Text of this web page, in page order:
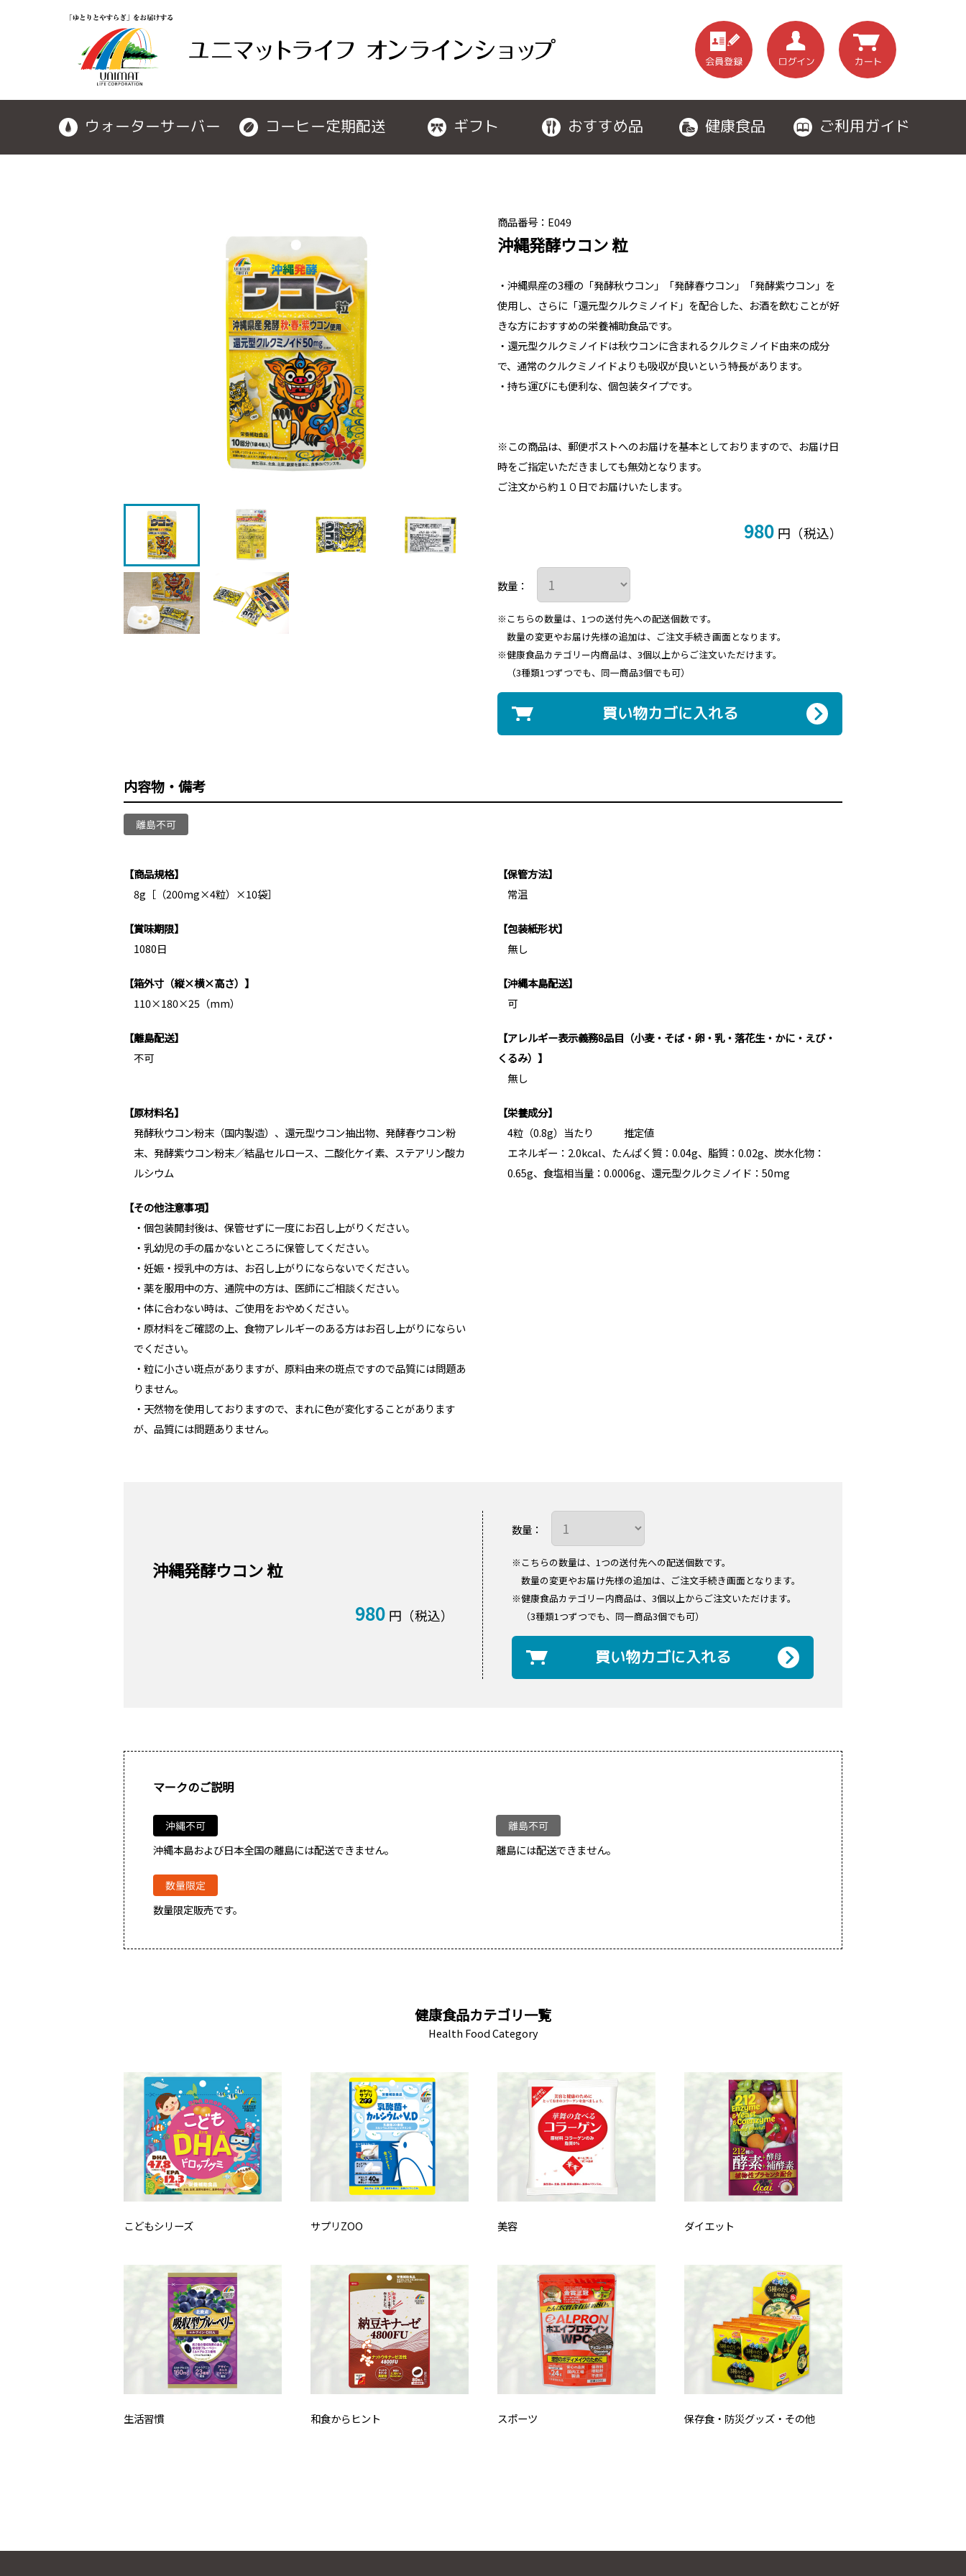
ウォーターサーバー コーヒー定期配送 ギフト おすすめ品 健康食品 ご利用ガイド
商品番号：E049
沖縄発酵ウコン 粒
・沖縄県産の3種の「発酵秋ウコン」「発酵春ウコン」「発酵紫ウコン」を
使用し、さらに「還元型クルクミノイド」を配合した、お酒を飲むことが好
きな方におすすめの栄養補助食品です。
・還元型クルクミノイドは秋ウコンに含まれるクルクミノイド由来の成分
で、通常のクルクミノイドよりも吸収が良いという特長があります。
・持ち運びにも便利な、個包装タイプです。
※この商品は、郵便ポストへのお届けを基本としておりますので、お届け日
時をご指定いただきましても無効となります。
ご注文から約１０日でお届けいたします。
980 円（税込）
数量：
※こちらの数量は、1つの送付先への配送個数です。
数量の変更やお届け先様の追加は、ご注文手続き画面となります。
※健康食品カテゴリー内商品は、3個以上からご注文いただけます。
（3種類1つずつでも、同一商品3個でも可）
買い物カゴに入れる
内容物・備考
【商品規格】
8g［（200mg×4粒）×10袋］
【保管方法】
常温
【賞味期限】
1080日
【包装紙形状】
無し
【箱外寸（縦×横×高さ）】
110×180×25（mm）
【沖縄本島配送】
可
【離島配送】
不可
【アレルギー表示義務8品目（小麦・そば・卵・乳・落花生・かに・えび・
くるみ）】
無し
【原材料名】
発酵秋ウコン粉末（国内製造）、還元型ウコン抽出物、発酵春ウコン粉
末、発酵紫ウコン粉末／結晶セルロース、二酸化ケイ素、ステアリン酸カ
ルシウム
【栄養成分】
4粒（0.8g）当たり 推定値
エネルギー：2.0kcal、たんぱく質：0.04g、脂質：0.02g、炭水化物：
0.65g、食塩相当量：0.0006g、還元型クルクミノイド：50mg
【その他注意事項】
・個包装開封後は、保管せずに一度にお召し上がりください。
・乳幼児の手の届かないところに保管してください。
・妊娠・授乳中の方は、お召し上がりにならないでください。
・薬を服用中の方、通院中の方は、医師にご相談ください。
・体に合わない時は、ご使用をおやめください。
・原材料をご確認の上、食物アレルギーのある方はお召し上がりにならい
でください。
・粒に小さい斑点がありますが、原料由来の斑点ですので品質には問題あ
りません。
・天然物を使用しておりますので、まれに色が変化することがあります
が、品質には問題ありません。
沖縄発酵ウコン 粒
980 円（税込）
数量：
※こちらの数量は、1つの送付先への配送個数です。
数量の変更やお届け先様の追加は、ご注文手続き画面となります。
※健康食品カテゴリー内商品は、3個以上からご注文いただけます。
（3種類1つずつでも、同一商品3個でも可）
買い物カゴに入れる
マークのご説明
沖縄本島および日本全国の離島には配送できません。 離島には配送できません。
数量限定販売です。
健康食品カテゴリ一覧
Health Food Category
こどもシリーズ サプリZOO 美容 ダイエット
生活習慣 和食からヒント スポーツ 保存食・防災グッズ・その他